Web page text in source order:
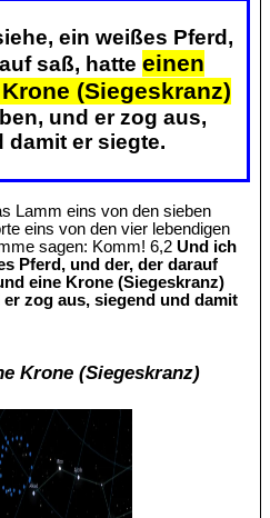
ein weißes Pferd,
saß, hatte einen
(Siegeskranz)
und er zog aus,
damit er siegte.
Lamm eins von den sieben
eins von den vier lebendigen
sagen: Komm! 6,2Und ich
Pferd, und der, der darauf
eine Krone (Siegeskranz)
zog aus, siegend und damit
Krone (Siegeskranz)